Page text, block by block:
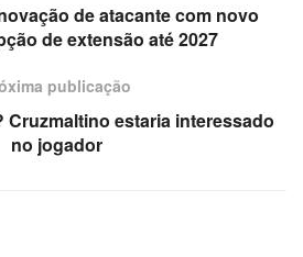
de atacante com novo
de extensão até 2027
publicação
Cruzmaltino estaria interessado
no jogador